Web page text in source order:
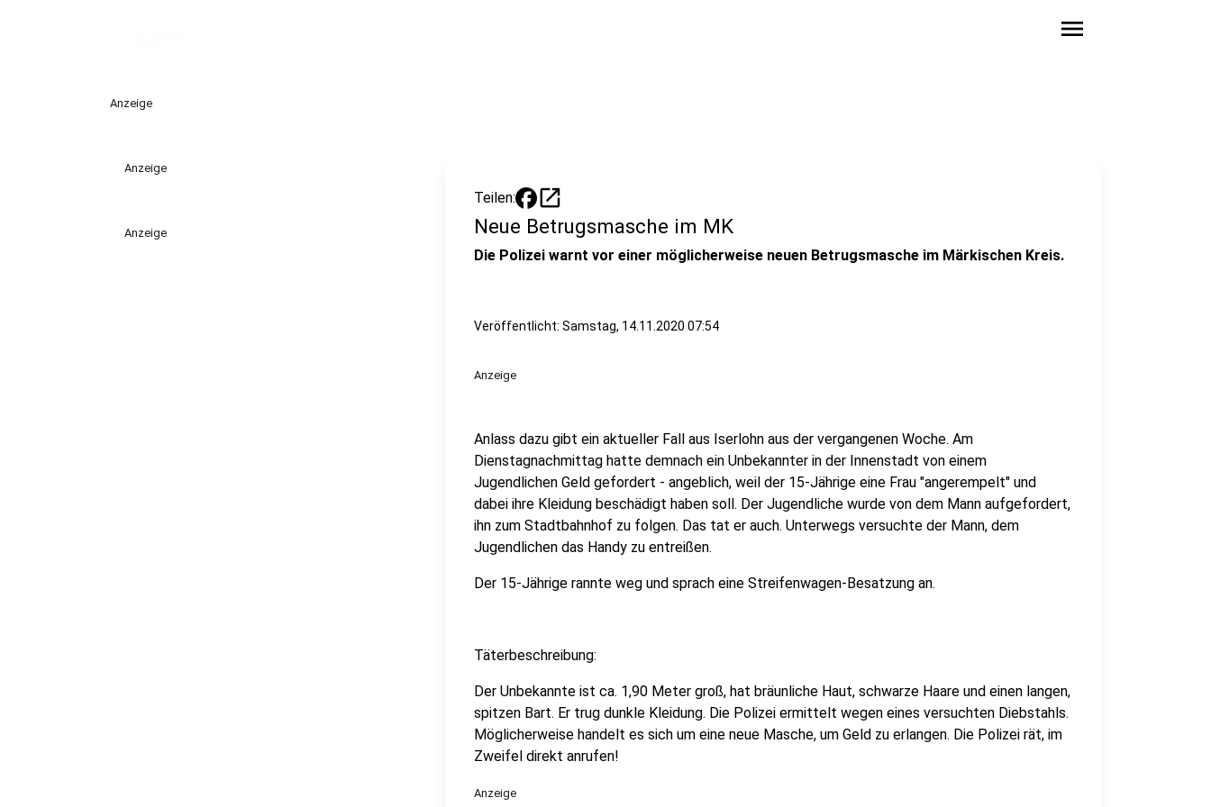
menu
Anzeige
Anzeige
Anzeige
Teilen: open_in_new
Neue Betrugsmasche im MK
Die Polizei warnt vor einer möglicherweise neuen Betrugsmasche im Märkischen Kreis.
Veröffentlicht: Samstag, 14.11.2020 07:54
Anzeige
Anlass dazu gibt ein aktueller Fall aus Iserlohn aus der vergangenen Woche. Am
Dienstagnachmittag hatte demnach ein Unbekannter in der Innenstadt von einem
Jugendlichen Geld gefordert - angeblich, weil der 15-Jährige eine Frau "angerempelt" und
dabei ihre Kleidung beschädigt haben soll. Der Jugendliche wurde von dem Mann aufgefordert,
ihn zum Stadtbahnhof zu folgen. Das tat er auch. Unterwegs versuchte der Mann, dem
Jugendlichen das Handy zu entreißen.
Der 15-Jährige rannte weg und sprach eine Streifenwagen-Besatzung an.
Täterbeschreibung:
Der Unbekannte ist ca. 1,90 Meter groß, hat bräunliche Haut, schwarze Haare und einen langen,
spitzen Bart. Er trug dunkle Kleidung. Die Polizei ermittelt wegen eines versuchten Diebstahls.
Möglicherweise handelt es sich um eine neue Masche, um Geld zu erlangen. Die Polizei rät, im
Zweifel direkt anrufen!
Anzeige